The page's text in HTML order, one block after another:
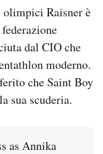
olimpici Raisner è
dal CIO che
moderno.
che Saint Boy
sua scuderia.
as Annika